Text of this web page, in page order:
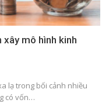
xây mô hình kinh
lạ trong bối cảnh nhiều
có vốn…